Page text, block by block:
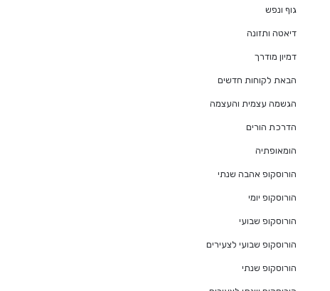
גוף ונפש
דיאטה ותזונה
דמיון מודרך
הבאת לקוחות חדשים
הגשמה עצמית והעצמה
הדרכת הורים
הומאופתיה
הורוסקופ אהבה שנתי
הורוסקופ יומי
הורוסקופ שבועי
הורוסקופ שבועי לצעירים
הורוסקופ שנתי